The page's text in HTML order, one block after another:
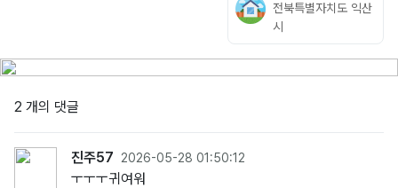
전북특별자치도 익산
시
2 개의 댓글
진주57 2026-05-28 01:50:12
ㅜㅜㅜ귀여워